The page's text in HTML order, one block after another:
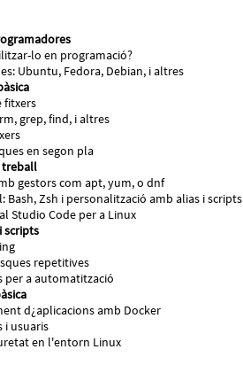
lo en programació?
Ubuntu, Fedora, Debian, i altres
fitxers
grep, find, i altres
en segon pla
treball
gestors com apt, yum, o dnf
Zsh i personalització amb alias i scripts
Studio Code per a Linux
scripts
repetitives
per a automatització
d¿aplicacions amb Docker
i usuaris
en l'entorn Linux